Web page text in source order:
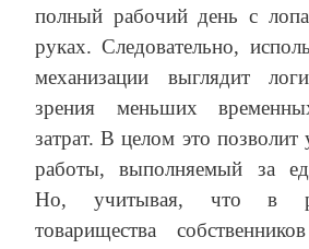
полный рабочий день с
руках. Следовательно,
механизации выглядит
зрения меньших
затрат. В целом это позволит
работы, выполняемый за
Но, учитывая, что в
товарищества